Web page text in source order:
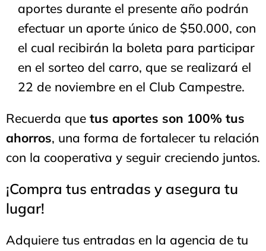
aportes durante el presente año podrán
efectuar un aporte único de $50.000, con
el cual recibirán la boleta para participar
en el sorteo del carro, que se realizará el
22 de noviembre en el Club Campestre.
Recuerda que tus aportes son 100% tus
ahorros, una forma de fortalecer tu relación
con la cooperativa y seguir creciendo juntos.
¡Compra tus entradas y asegura tu
lugar!
Adquiere tus entradas en la agencia de tu